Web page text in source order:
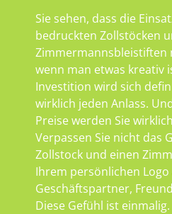
Sie sehen, dass die
bedruckten Zollstöcken
Zimmermannsbleistiften
wenn man etwas kreativ
Investition wird sich
wirklich jeden Anlass.
Preise werden Sie
Verpassen Sie nicht das
Zollstock und einen
Ihrem persönlichen
Geschäftspartner,
Diese Gefühl ist einmalig.